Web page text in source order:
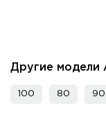
Другие модели
100 80 90